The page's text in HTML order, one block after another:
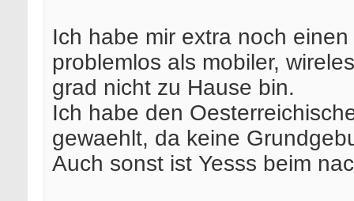
Ich habe mir extra noch
problemlos als mobiler,
grad nicht zu Hause bin.
Ich habe den
gewaehlt, da keine
Auch sonst ist Yesss beim